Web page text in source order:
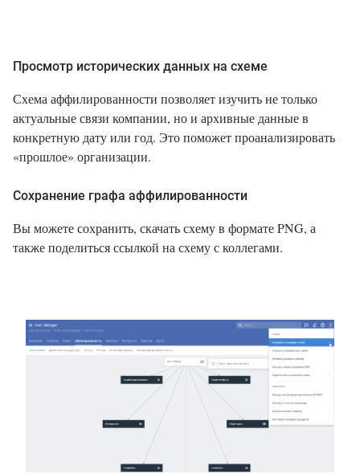
Просмотр исторических данных на схеме
Схема аффилированности позволяет изучить не только
актуальные связи компании, но и архивные данные в
конкретную дату или год. Это поможет проанализировать
«прошлое» организации.
Сохранение графа аффилированности
Вы можете сохранить, скачать схему в формате PNG, а
также поделиться ссылкой на схему с коллегами.